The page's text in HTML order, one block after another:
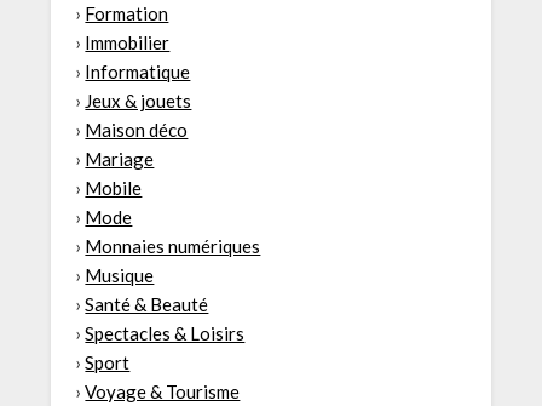
› Formation
› Immobilier
› Informatique
› Jeux & jouets
› Maison déco
› Mariage
› Mobile
› Mode
› Monnaies numériques
› Musique
›Santé & Beauté
›Spectacles & Loisirs
›Sport
›Voyage & Tourisme